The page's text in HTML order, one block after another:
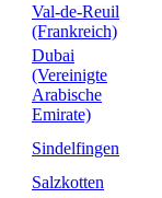
Val-de-Reuil
(Frankreich)
Dubai
(Vereinigte
Arabische
Emirate)
Sindelfingen
Salzkotten